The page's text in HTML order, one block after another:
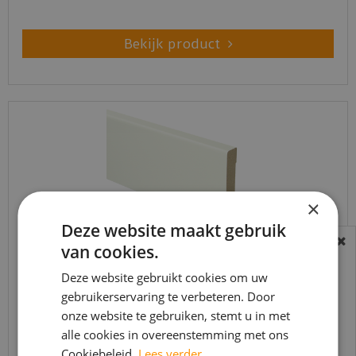
Bekijk product
MDF Moderne plint 90x15 voorgelakt RAL9010 -
lengte 240cm
80
BEREIKBAARHEID
In verband met de vakantie periode zijn wij
t/m 14 augustus telefonisch helaas niet
bereikbaar.
Bestelling worden uiteraard verwerkt
×
Deze website maakt gebruik
van cookies.
Deze website gebruikt cookies om uw
gebruikerservaring te verbeteren. Door
onze website te gebruiken, stemt u in met
alle cookies in overeenstemming met ons